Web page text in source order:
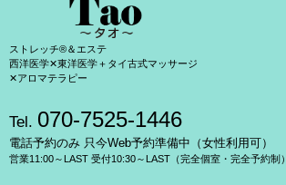
ストレッチ®＆エステ
西洋医学✕東洋医学＋タイ古式マッサージ
✕アロマテラピー
Tel. 070-7525-1446
電話予約のみ 只今Web予約準備中（女性利用可）
営業11:00～LAST 受付10:30～LAST（完全個室・完全予約制）